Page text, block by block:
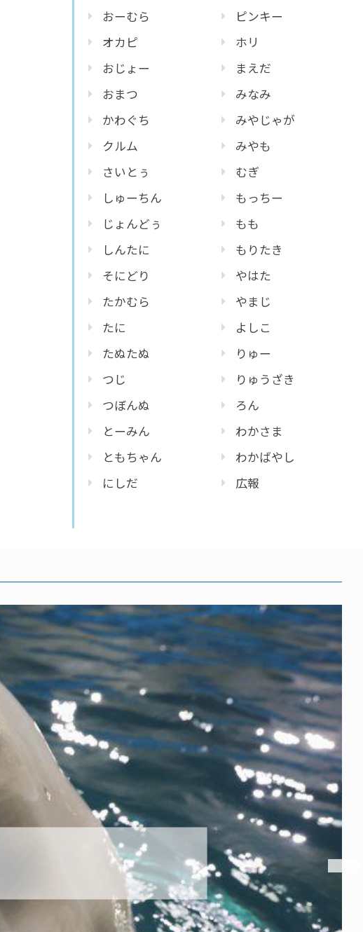
おーむら
オカピ
おじょー
おまつ
かわぐち
クルム
さいとぅ
しゅーちん
じょんどぅ
しんたに
そにどり
たかむら
たに
たぬたぬ
つじ
つぼんぬ
とーみん
ともちゃん
にしだ
ピンキー
ホリ
まえだ
みなみ
みやじゃが
みやも
むぎ
もっちー
もも
もりたき
やはた
やまじ
よしこ
りゅー
りゅうざき
ろん
わかさま
わかばやし
広報